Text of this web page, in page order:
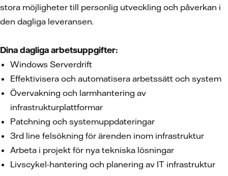
stora möjligheter till personlig utveckling och påverkan i
den dagliga leveransen.
Dina dagliga arbetsuppgifter:
Windows Serverdrift
Effektivisera och automatisera arbetssätt och system
Övervakning och larmhantering av
infrastrukturplattformar
Patchning och systemuppdateringar
3rd line felsökning för ärenden inom infrastruktur
Arbeta i projekt för nya tekniska lösningar
Livscykel-hantering och planering av IT infrastruktur